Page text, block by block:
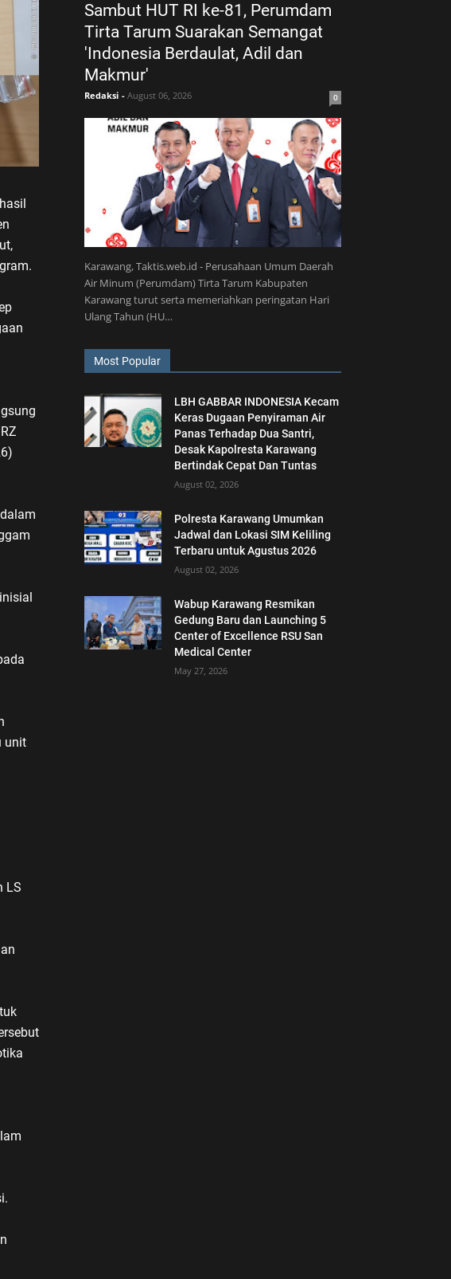
unit
LS
Sambut HUT RI ke-81, Perumdam
Tirta Tarum Suarakan Semangat
'Indonesia Berdaulat, Adil dan
Makmur'
Redaksi - August 06, 2026 0
Karawang, Taktis.web.id - Perusahaan Umum Daerah
Air Minum (Perumdam) Tirta Tarum Kabupaten
Karawang turut serta memeriahkan peringatan Hari
Ulang Tahun (HU…
Most Popular
LBH GABBAR INDONESIA Kecam
Keras Dugaan Penyiraman Air
Panas Terhadap Dua Santri,
Desak Kapolresta Karawang
Bertindak Cepat Dan Tuntas
August 02, 2026
Polresta Karawang Umumkan
Jadwal dan Lokasi SIM Keliling
Terbaru untuk Agustus 2026
August 02, 2026
Wabup Karawang Resmikan
Gedung Baru dan Launching 5
Center of Excellence RSU San
Medical Center
May 27, 2026